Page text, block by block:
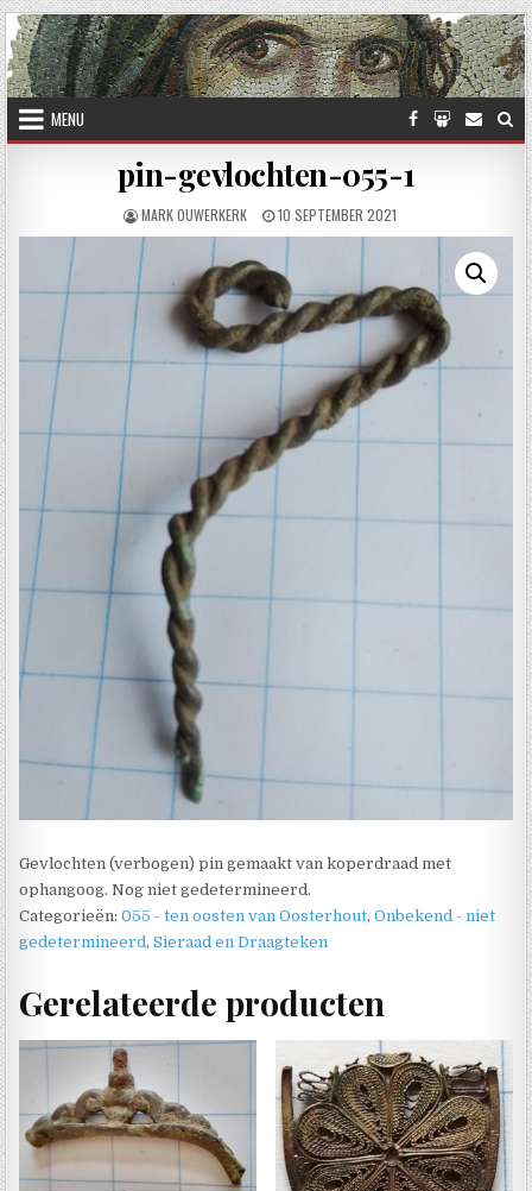
Skip to content
MENU
pin-gevlochten-055-1
AUTHOR:
MARK OUWERKERK PUBLISHED DATE:
10 SEPTEMBER 2021
Gevlochten (verbogen) pin gemaakt van koperdraad met
ophangoog. Nog niet gedetermineerd.
Categorieën:055 - ten oosten van Oosterhout,Onbekend - niet
gedetermineerd,Sieraad en Draagteken
Gerelateerde producten